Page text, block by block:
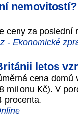
ceny za
- Ekonomické
letos
cena
milionu Kč). V
procenta.